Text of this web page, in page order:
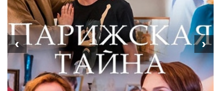
‹ ›